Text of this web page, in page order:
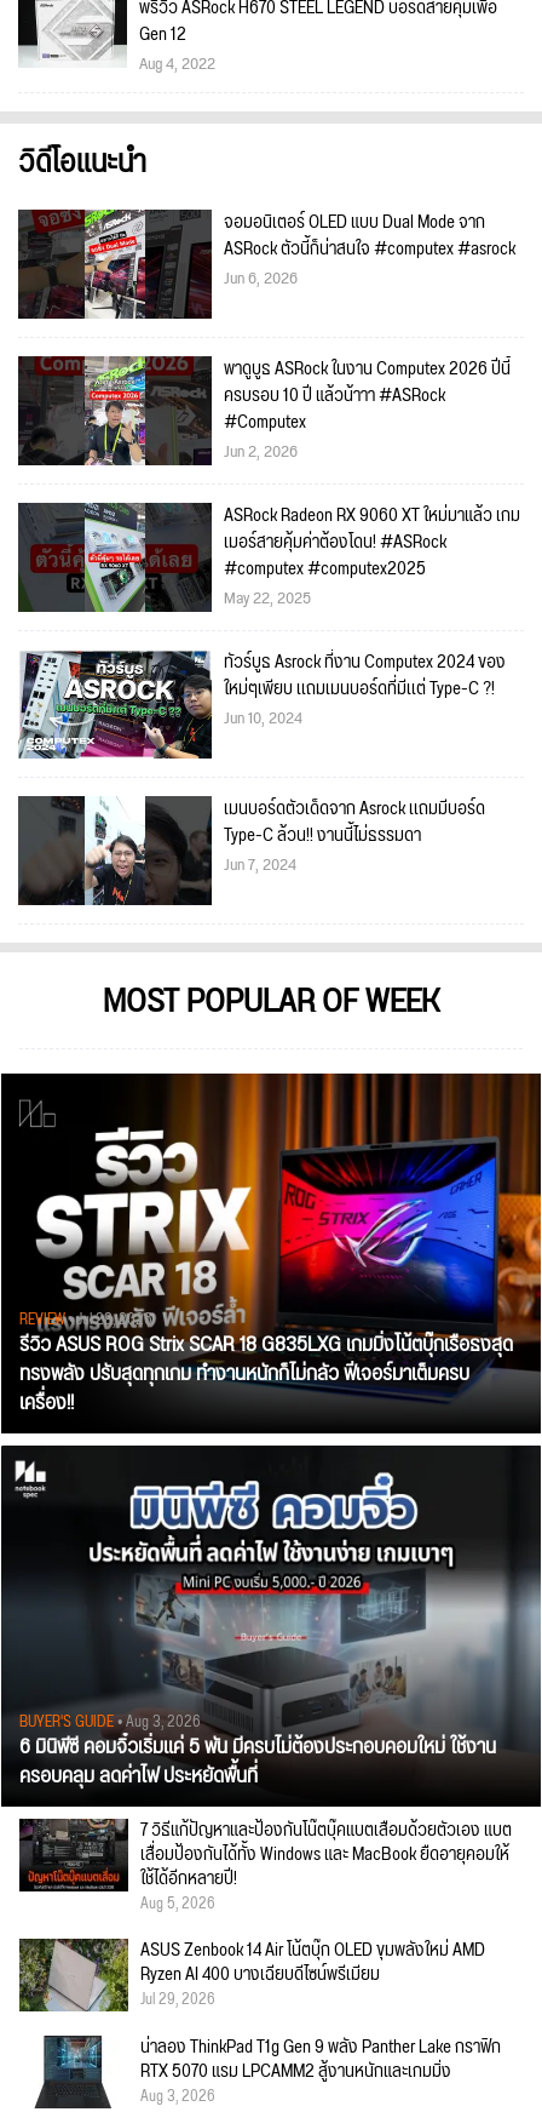
พรีวิว ASRock H670 STEEL LEGEND บอร์ดสายคุ้มเพื่อ
Gen 12
Aug 4, 2022
วิดีโอแนะนำ
จอมอนิเตอร์ OLED แบบ Dual Mode จาก
ASRock ตัวนี้ก็น่าสนใจ #computex #asrock
Jun 6, 2026
พาดูบูธ ASRock ในงาน Computex 2026 ปีนี้
ครบรอบ 10 ปี แล้วน้าาา #ASRock
#Computex
Jun 2, 2026
ASRock Radeon RX 9060 XT ใหม่มาแล้ว เกม
เมอร์สายคุ้มค่าต้องโดน! #ASRock
#computex #computex2025
May 22, 2025
ทัวร์บูธ Asrock ที่งาน Computex 2024 ของ
ใหม่ๆเพียบ เเถมเมนบอร์ดที่มีเเต่ Type-C ?!
Jun 10, 2024
เมนบอร์ดตัวเด็ดจาก Asrock เเถมมีบอร์ด
Type-C ล้วน!! งานนี้ไม่ธรรมดา
Jun 7, 2024
MOST POPULAR OF WEEK
REVIEW• Jul 28, 2026
รีวิว ASUS ROG Strix SCAR 18 G835LXG เกมมิ่งโน้ตบุ๊กเรือธงสุด
ทรงพลัง ปรับสุดทุกเกม ทำงานหนักก็ไม่กลัว ฟีเจอร์มาเต็มครบ
เครื่อง!!
BUYER'S GUIDE• Aug 3, 2026
6 มินิพีซี คอมจิ๋วเริ่มแค่ 5 พัน มีครบไม่ต้องประกอบคอมใหม่ ใช้งาน
ครอบคลุม ลดค่าไฟ ประหยัดพื้นที่
7 วิธีแก้ปัญหาและป้องกันโน๊ตบุ๊คแบตเสื่อมด้วยตัวเอง แบต
เสื่อมป้องกันได้ทั้ง Windows และ MacBook ยืดอายุคอมให้
ใช้ได้อีกหลายปี!
Aug 5, 2026
ASUS Zenbook 14 Air โน้ตบุ๊ก OLED ขุมพลังใหม่ AMD
Ryzen AI 400 บางเฉียบดีไซน์พรีเมียม
Jul 29, 2026
น่าลอง ThinkPad T1g Gen 9 พลัง Panther Lake กราฟิก
RTX 5070 แรม LPCAMM2 สู้งานหนักและเกมมิ่ง
Aug 3, 2026